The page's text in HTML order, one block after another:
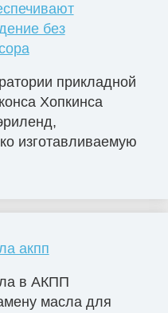
без
прикладной
Хопкинса
изготавливаемую
акпп
в АКПП
масла для